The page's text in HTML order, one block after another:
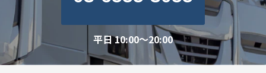
平日 10:00～20:00